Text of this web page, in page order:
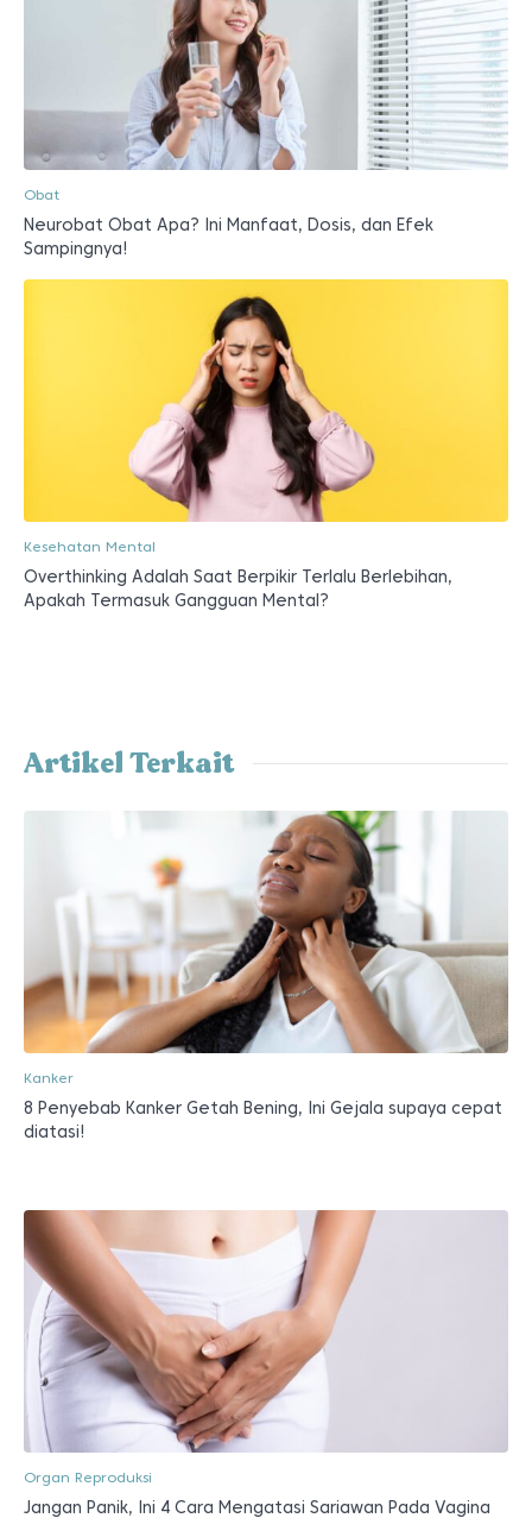
Obat
Neurobat Obat Apa? Ini Manfaat, Dosis, dan Efek
Sampingnya!
Kesehatan Mental
Overthinking Adalah Saat Berpikir Terlalu Berlebihan,
Apakah Termasuk Gangguan Mental?
Artikel Terkait
Kanker
8 Penyebab Kanker Getah Bening, Ini Gejala supaya cepat
diatasi!
Organ Reproduksi
Jangan Panik, Ini 4 Cara Mengatasi Sariawan Pada Vagina